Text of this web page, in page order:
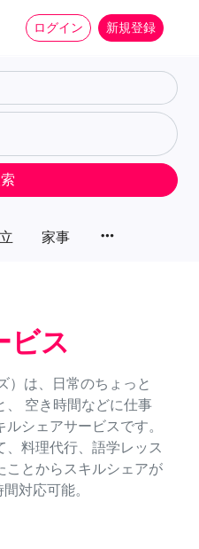
ログイン 新規登録
家事 more_horiz
ビス
）は、日常のちょっと
、 空き時間などに仕事
シェアサービスです。
、料理代行、語学レッス
ことからスキルシェアが
対応可能。